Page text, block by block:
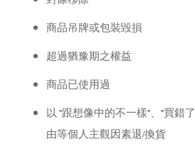
商品吊牌或包裝毀損
超過猶豫期之權益
商品已使用過
以 "跟想像中的不一樣" "買錯了
由等個人主觀因素退/換貨